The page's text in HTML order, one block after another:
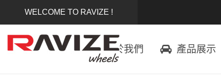
WELCOME TO RAVIZE !
產品展示
關於我們
首頁